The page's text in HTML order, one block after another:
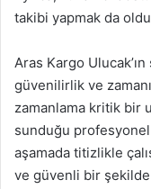
takibi yapmak da
Aras Kargo
güvenilirlik ve
zamanlama kritik bir
sunduğu
aşamada titizlikle
ve güvenli bir